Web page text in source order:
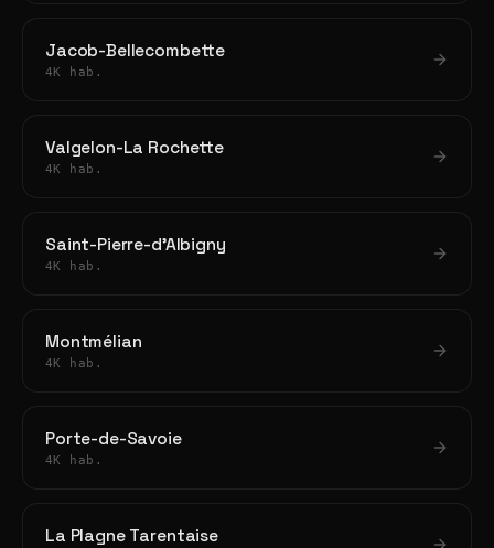
Jacob-Bellecombette
4K hab.
Valgelon-La Rochette
4K hab.
Saint-Pierre-d'Albigny
4K hab.
Montmélian
4K hab.
Porte-de-Savoie
4K hab.
La Plagne Tarentaise